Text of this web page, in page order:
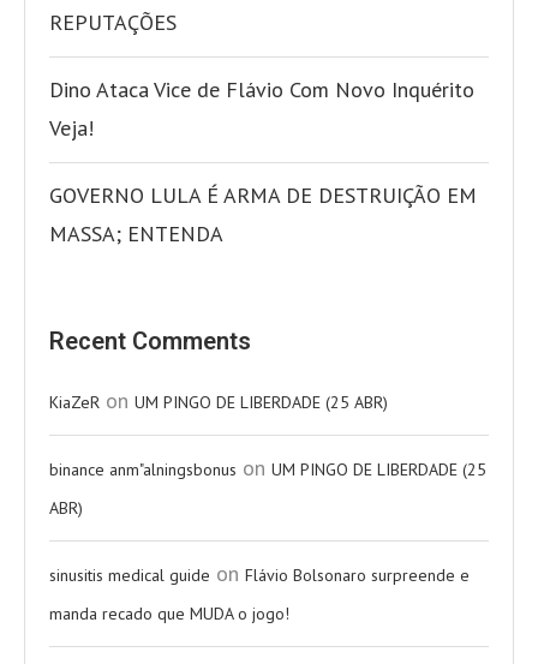
REPUTAÇÕES
Dino Ataca Vice de Flávio Com Novo Inquérito
Veja!
GOVERNO LULA É ARMA DE DESTRUIÇÃO EM
MASSA; ENTENDA
Recent Comments
KiaZeR on UM PINGO DE LIBERDADE (25 ABR)
binance anm"alningsbonus on UM PINGO DE LIBERDADE (25
ABR)
sinusitis medical guide on Flávio Bolsonaro surpreende e
manda recado que MUDA o jogo!